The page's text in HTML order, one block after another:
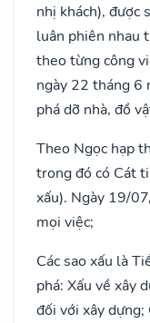
nhị khách), được
luân phiên nhau
theo từng công
ngày 22 tháng 6
phá dỡ nhà, đồ
Theo Ngọc hạp
trong đó có Cát
xấu). Ngày 19/
mọi việc;
Các sao xấu là
phá: Xấu về xây
đối với xây dựng;